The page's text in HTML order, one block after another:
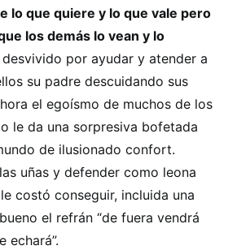
lo que quiere y lo que vale pero
los demás lo vean y lo
desvivido por ayudar y atender a
su padre descuidando sus
el egoísmo de muchos de los
le da una sorpresiva bofetada
de ilusionado confort.
uñas y defender como leona
costó conseguir, incluida una
el refrán “de fuera vendrá
echará”.